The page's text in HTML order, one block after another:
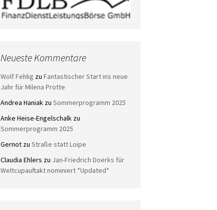
Neueste Kommentare
Wolf Fehlig zu Fantastischer Start ins neue
Jahr für Milena Protte
Andrea Haniak zu Sommerprogramm 2025
Anke Heise-Engelschalk zu
Sommerprogramm 2025
Gernot zu Straße statt Loipe
Claudia Ehlers zu Jan-Friedrich Doerks für
Weltcupauftakt nominiert *Updated*